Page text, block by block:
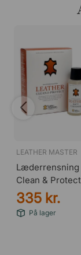
LEATHER MASTER
Læderrensning
Clean & Protect
335 kr.
På lager